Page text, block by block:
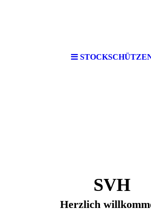
SVH
Herzlich